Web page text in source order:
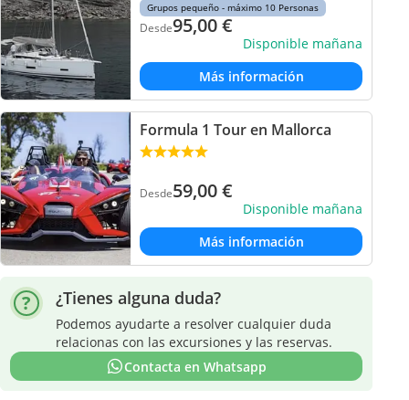
Grupos pequeño - máximo 10 Personas
Desde95,00€
Disponible mañana
Más información
Formula 1 Tour en Mallorca
Desde59,00€
Disponible mañana
Más información
¿Tienes alguna duda?
Podemos ayudarte a resolver cualquier duda
relacionas con las excursiones y las reservas.
Contacta en Whatsapp